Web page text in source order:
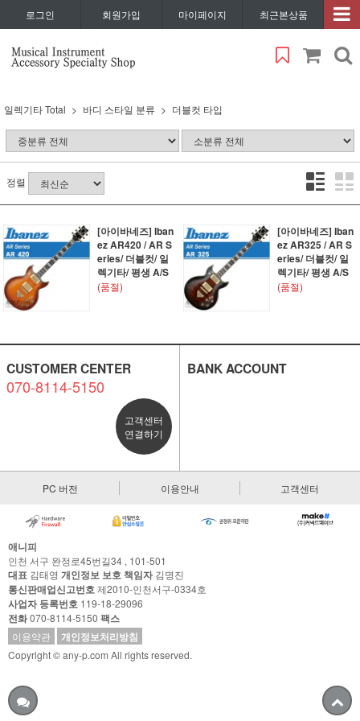
로그인 회원가입 마이페이지 최근본상품
일렉기타 Total 바디 스타일 분류 더블컷 타입
정렬
[아이바네즈] Iban
ez AR420 / AR S
eries/ 더블컷/ 일
렉기타/ 평생 A/S
(품절)
[아이바네즈] Iban
ez AR325 / AR S
eries/ 더블컷/ 일
렉기타/ 평생 A/S
(품절)
CUSTOMER CENTER
070-8114-5150
고객센터
연결하기
BANK ACCOUNT
PC 버전 이용안내 고객센터
애니피
인천 서구 완정로45번길34 , 101-501
대표 김태영 개인정보 보호 책임자김명진
통신판매업신고번호제2010-인천서구-0334호
사업자 등록번호 119-18-29096
전화070-8114-5150 팩스
이용약관 개인정보처리방침
Copyright © any-p.com All rights reserved.